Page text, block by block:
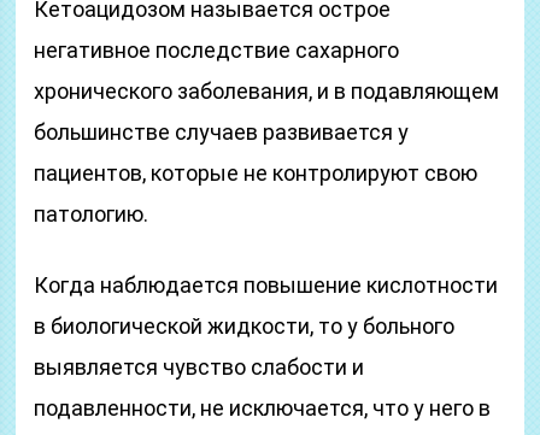
Кетоацидозом называется острое
негативное последствие сахарного
хронического заболевания, и в подавляющем
большинстве случаев развивается у
пациентов, которые не контролируют свою
патологию.
Когда наблюдается повышение кислотности
в биологической жидкости, то у больного
выявляется чувство слабости и
подавленности, не исключается, что у него в